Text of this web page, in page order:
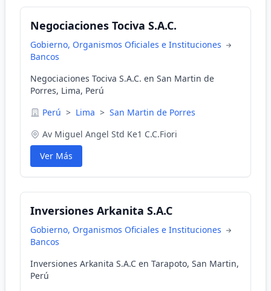
Negociaciones Tociva S.A.C.
Gobierno, Organismos Oficiales e Instituciones
Bancos
Negociaciones Tociva S.A.C. en San Martin de
Porres, Lima, Perú
Perú > Lima > San Martin de Porres
Av Miguel Angel Std Ke1 C.C.Fiori
Ver Más
Inversiones Arkanita S.A.C
Gobierno, Organismos Oficiales e Instituciones
Bancos
Inversiones Arkanita S.A.C en Tarapoto, San Martin,
Perú